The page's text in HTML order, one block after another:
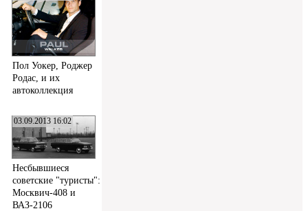
Пол Уокер, Роджер
Родас, и их
автоколлекция
03.09.2013 16:02
Несбывшиеся
советские "туристы":
Москвич-408 и
ВАЗ-2106